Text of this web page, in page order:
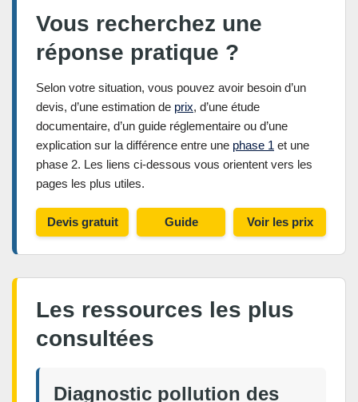
Vous recherchez une
réponse pratique ?
Selon votre situation, vous pouvez avoir besoin d’un
devis, d’une estimation de prix, d’une étude
documentaire, d’un guide réglementaire ou d’une
explication sur la différence entre une phase 1 et une
phase 2. Les liens ci-dessous vous orientent vers les
pages les plus utiles.
Devis gratuit Guide Voir les prix
Les ressources les plus
consultées
Diagnostic pollution des